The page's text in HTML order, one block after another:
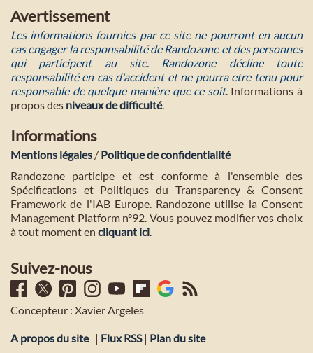
Avertissement
Les informations fournies par ce site ne pourront en aucun
cas engager la responsabilité de Randozone et des personnes
qui participent au site. Randozone décline toute
responsabilité en cas d'accident et ne pourra etre tenu pour
responsable de quelque manière que ce soit. Informations à
propos des niveaux de difficulté.
Informations
Mentions légales / Politique de confidentialité
Randozone participe et est conforme à l'ensemble des
Spécifications et Politiques du Transparency & Consent
Framework de l'IAB Europe. Randozone utilise la Consent
Management Platform n°92. Vous pouvez modifier vos choix
à tout moment en cliquant ici.
Suivez-nous
Concepteur : Xavier Argeles
A propos du site | Flux RSS| Plan du site